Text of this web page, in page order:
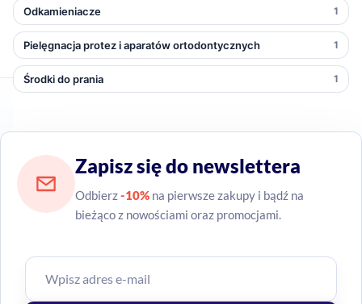
Odkamieniacze 1
Pielęgnacja protez i aparatów ortodontycznych 1
Środki do prania 1
Zapisz się do newslettera
Odbierz-10% na pierwsze zakupy i bądź na
bieżąco z nowościami oraz promocjami.